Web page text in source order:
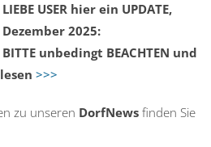
LIEBE USER hier ein UPDATE,
Dezember 2025:
BITTE unbedingt BEACHTEN und
>>>
zu unseren DorfNews finden Sie